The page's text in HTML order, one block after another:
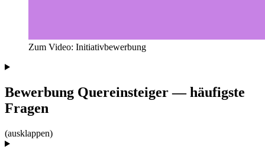
Zum Video: Initiativbewerbung
Bewerbung Quereinsteiger — häufigste
Fragen
(ausklappen)